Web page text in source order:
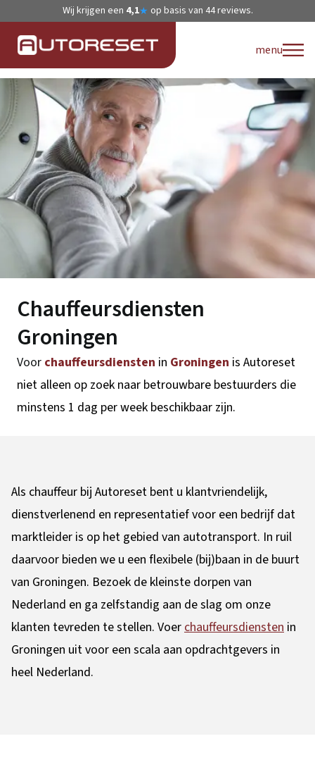
Wij krijgen een 4,1★ op basis van 44reviews.
menu
Chauffeursdiensten
Groningen
Voor chauffeursdiensten in Groningen is Autoreset
niet alleen op zoek naar betrouwbare bestuurders die
minstens 1 dag per week beschikbaar zijn.
Als chauffeur bij Autoreset bent u klantvriendelijk,
dienstverlenend en representatief voor een bedrijf dat
marktleider is op het gebied van autotransport. In ruil
daarvoor bieden we u een flexibele (bij)baan in de buurt
van Groningen. Bezoek de kleinste dorpen van
Nederland en ga zelfstandig aan de slag om onze
klanten tevreden te stellen. Voerchauffeursdiensten in
Groningen uit voor een scala aan opdrachtgevers in
heel Nederland.